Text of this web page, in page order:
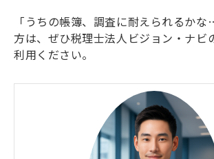
「うちの帳簿、調査に耐えられるか
方は、ぜひ税理士法人ビジョン・ナビ
利用ください。